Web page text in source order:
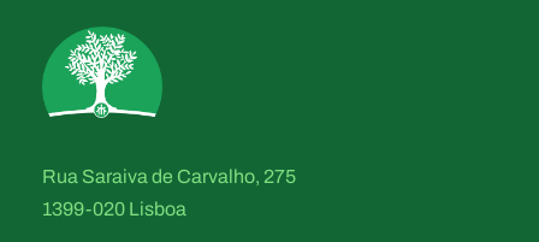
Rua Saraiva de Carvalho, 275
1399-020 Lisboa